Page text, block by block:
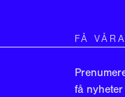
FÅ
få